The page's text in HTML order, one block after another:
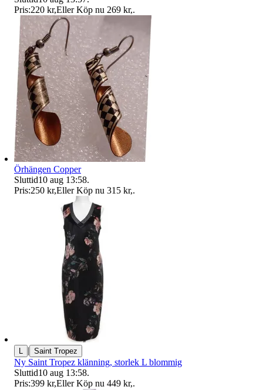
Pris:220 kr,Eller Köp nu 269 kr,.
Örhängen Copper
Sluttid10 aug 13:58.
Pris:250 kr,Eller Köp nu 315 kr,.
| Saint Tropez
Ny Saint Tropez klänning, storlek L blommig
Sluttid10 aug 13:58.
Pris:399 kr,Eller Köp nu 449 kr,.